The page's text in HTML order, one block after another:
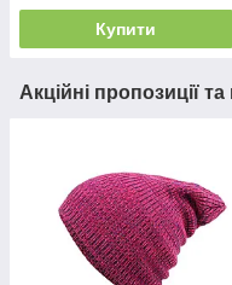
Купити
Акційні пропозиції